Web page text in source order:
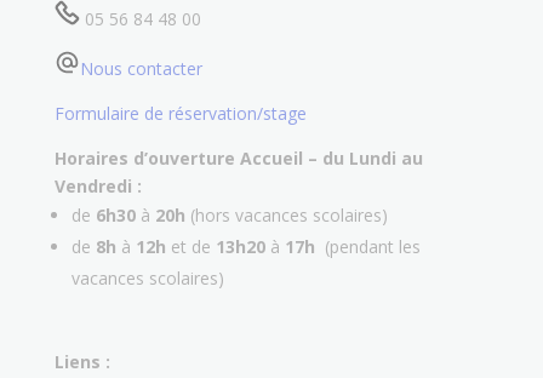
05 56 84 48 00
Nous contacter
Formulaire de réservation/stage
Horaires d’ouverture Accueil – du Lundi au
Vendredi :
de 6h30 à 20h (hors vacances scolaires)
de 8h à 12h et de 13h20 à 17h (pendant les
vacances scolaires)
Liens :